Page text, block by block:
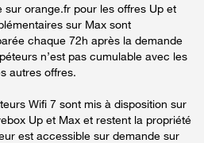
orange.fr pour les offres Up et
sur Max sont
chaque 72h après la demande
n’est pas cumulable avec les
autres offres.
Wifi 7 sont mis à disposition sur
Up et Max et restent la propriété
est accessible sur demande sur